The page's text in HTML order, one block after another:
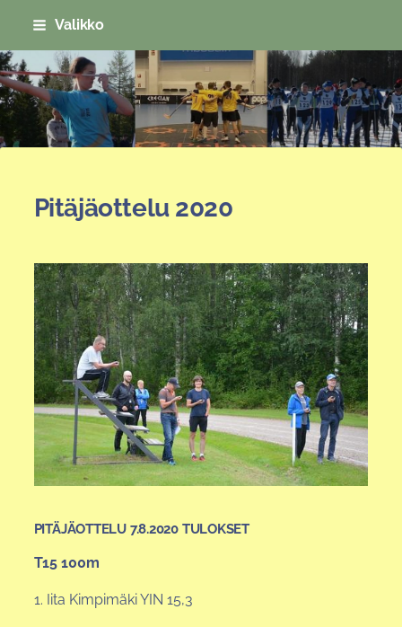
Siirry
sivun
sisältöön
Valikko
Sivuston etusivulle
Pitäjäottelu 2020
PITÄJÄOTTELU 7.8.2020 TULOKSET
T15 100m
1. Iita Kimpimäki YIN 15,3